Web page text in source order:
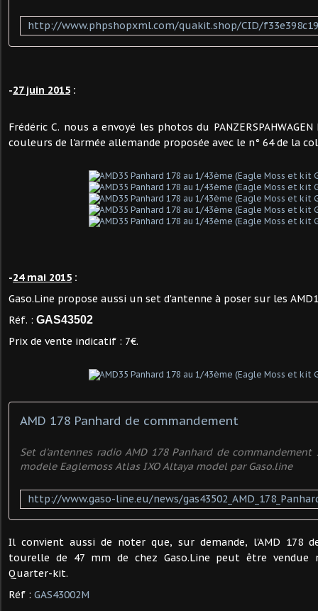
-27 juin 2015 :
Frédéric C. nous a envoyé les photos du
couleurs de l'armée allemande proposée avec le n° 64 de la
-24 mai 2015 :
Gaso.Line propose aussi un set d'antenne à poser sur les
Réf. : GAS43502
Prix de vente indicatif : 7€.
AMD 178 Panhard de commandement
Set d'antennes radio AMD 178 Panhard de
modele Eaglemoss Atlas IXO Altaya model par Gaso.line
Il convient aussi de noter que, sur demande, l'AMD 178
tourelle de 47 mm de chez Gaso.Line peut être vendue
Quarter-kit.
Réf : GAS43002M